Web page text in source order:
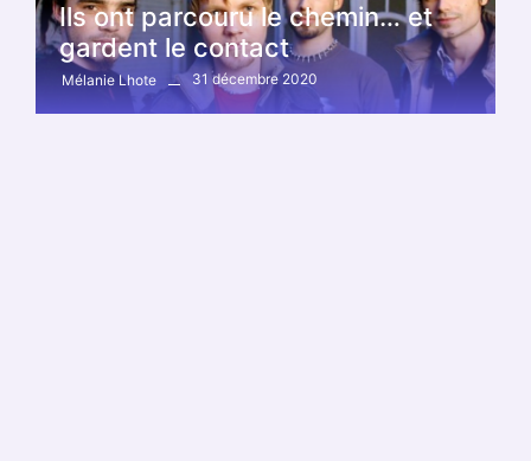
Ils ont parcouru le chemin… et
gardent le contact
Mélanie Lhote 31 décembre 2020